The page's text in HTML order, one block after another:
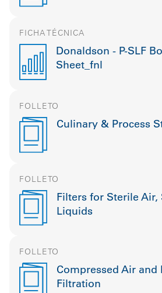
FICHA TÉCNICA
Donaldson - P-SLF
Sheet_fnl
FOLLETO
Culinary & Process
FOLLETO
Filters for Sterile Air,
Liquids
FOLLETO
Compressed Air and
Filtration